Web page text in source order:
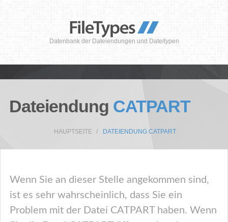
Datenbank der Dateiendungen und Dateitypen
Dateiendung CATPART
HAUPTSEITE DATEIENDUNG CATPART
Wenn Sie an dieser Stelle angekommen sind,
ist es sehr wahrscheinlich, dass Sie ein
Problem mit der Datei CATPART haben. Wenn